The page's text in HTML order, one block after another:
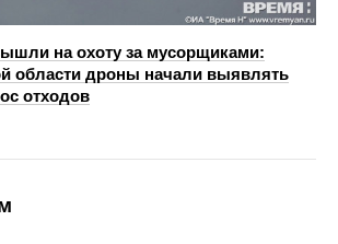
на охоту за мусорщиками:
области дроны начали выявлять
отходов